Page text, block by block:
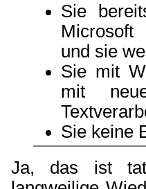
Sie
und sie
Sie mit
mit
Sie keine
Ja, das ist